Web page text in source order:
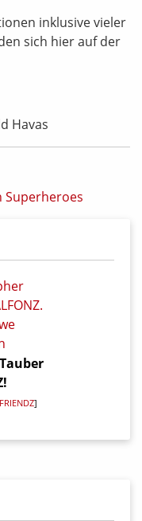
inklusive vieler
sich hier auf der
Havas
Superheroes
]